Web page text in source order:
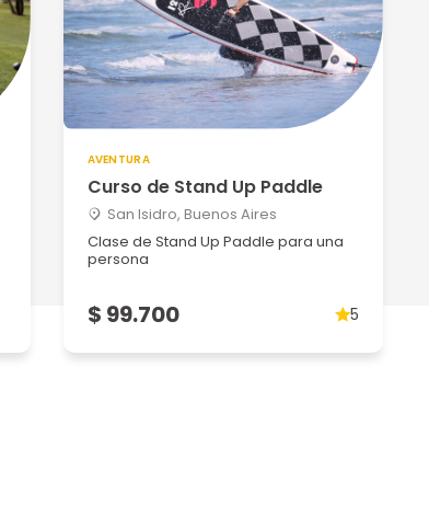
AVENTURA
Curso de Stand Up Paddle
San Isidro, Buenos Aires
Clase de Stand Up Paddle para una
persona
$ 99.700 5